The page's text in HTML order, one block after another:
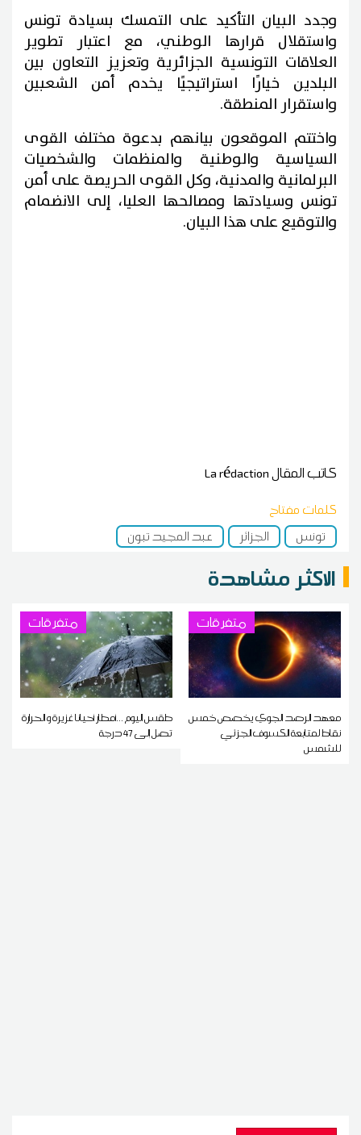
وجدد البيان التأكيد على التمسك بسيادة تونس
واستقلال قرارها الوطني، مع اعتبار تطوير
العلاقات التونسية الجزائرية وتعزيز التعاون بين
البلدين خيارًا استراتيجيًا يخدم أمن الشعبين
واستقرار المنطقة.
واختتم الموقعون بيانهم بدعوة مختلف القوى
السياسية والوطنية والمنظمات والشخصيات
البرلمانية والمدنية، وكل القوى الحريصة على أمن
تونس وسيادتها ومصالحها العليا، إلى الانضمام
والتوقيع على هذا البيان.
كاتب المقالLa rédaction
كلمات مفتاح
تونس
الجزائر عبد المجيد تبون
الاكثر مشاهدة
متفرقات
معهد الرصد الجوي يخصص خمس
نقاط لمتابعة الكسوف الجزئي
للشمس
متفرقات
طقس اليوم ...أمطار أحيانا غزيرة و الحرارة
تصل إلى 47 درجة